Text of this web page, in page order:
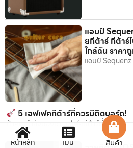
แอมป์
ยกีต้าร์ กีต้าร์
ใกล้ฉัน ราคา
แอมป์ Sequenz
5 เอฟเฟคกีต้าร์ที่ควรมีติดบอร์ด!
ถ้าคุณกำลังมองหาเอฟเฟคกีต้าร์ที่ “
หน้าหลัก เมนู สินค้า